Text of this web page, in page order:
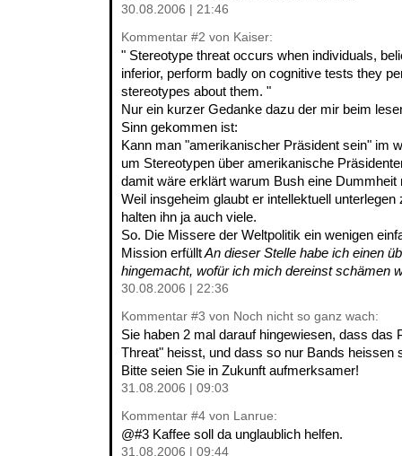
30.08.2006 | 21:46
Kommentar #2 von Kaiser:
" Stereotype threat occurs when individuals,
inferior, perform badly on cognitive tests they
stereotypes about them. "
Nur ein kurzer Gedanke dazu der mir beim
Sinn gekommen ist:
Kann man "amerikanischer Präsident sein" im
um Stereotypen über amerikanische
damit wäre erklärt warum Bush eine Dummheit
Weil insgeheim glaubt er intellektuell unterlegen
halten ihn ja auch viele.
So. Die Missere der Weltpolitik ein wenigen
Mission erfülltAn dieser Stelle habe ich einen
hingemacht, wofür ich mich dereinst schämen
30.08.2006 | 22:36
Kommentar #3 von Noch nicht so ganz wach:
Sie haben 2 mal darauf hingewiesen, dass das
Threat" heisst, und dass so nur Bands heissen
Bitte seien Sie in Zukunft aufmerksamer!
31.08.2006 | 09:03
Kommentar #4 von Lanrue:
@#3 Kaffee soll da unglaublich helfen.
31.08.2006 | 09:44